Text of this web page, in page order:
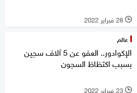
l 28 فبراير 2022
عالم
الإكوادور.. العفو عن 5 آلاف سجين
بسبب اكتظاظ السجون
l 23 فبراير 2022